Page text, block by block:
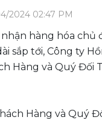
2024 02:47 PM
hàng hóa chủ
sắp tới, Công ty
Hàng và Quý Đối
Hàng và Quý